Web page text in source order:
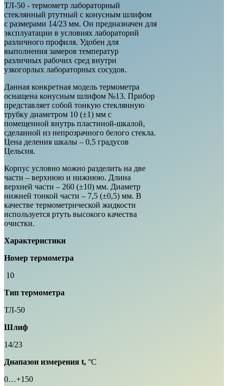
ТЛ-50 - термометр лабораторный
стеклянный ртутный с конусным шлифом
с размерами 14/23 мм. Он предназначен для
эксплуатации в условиях лабораторий
различного профиля. Удобен для
выполнения замеров температур
различных рабочих сред внутри
узкогорлых лабораторных сосудов.
Данная конкретная модель термометра
оснащена конусным шлифом №13. Прибор
представляет собой тонкую стеклянную
трубку диаметром 10 (±1) мм с
помещенной внутрь пластиной-шкалой,
сделанной из непрозрачного белого стекла.
Цена деления шкалы – 0,5 градусов
Цельсия.
Корпус условно можно разделить на две
части – верхнюю и нижнюю. Длина
верхней части – 260 (±10) мм. Диаметр
нижней тонкой части – 7,5 (±0,5) мм. В
качестве термометрической жидкости
используется ртуть высокого качества
очистки.
Характеристики
Номер термометра
10
Тип термометра
ТЛ-50
Шлиф
14/23
Диапазон измерения t, °С
0…+150